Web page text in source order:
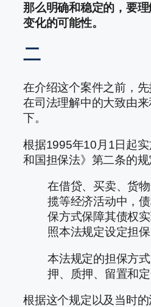
那么明确和稳定的，要
变化的可能性。
二
在介绍这个案件之前，先
在司法理解中的大致由
下。
根据1995年10月1日起
和国担保法》第二条的规
在借贷、买卖、货
揽等经济活动中，
保方式保障其债权
照本法规定设定担保
本法规定的担保方
押、质押、留置和定
根据这个规定以及当时